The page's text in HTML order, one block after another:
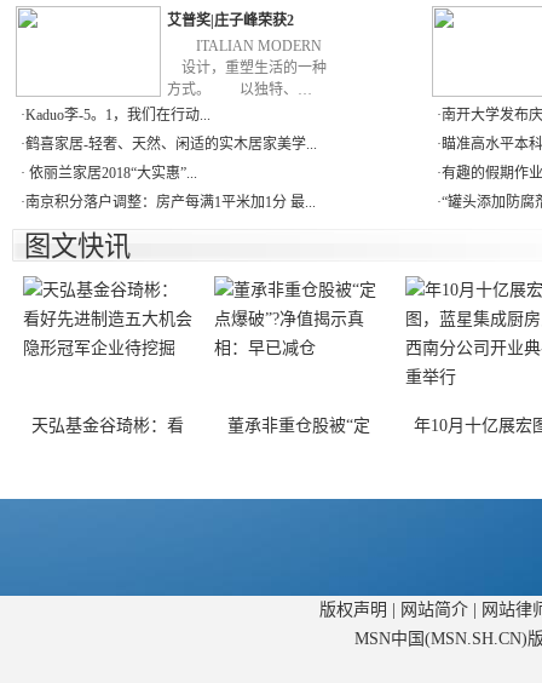
艾普奖|庄子峰荣获2
ITALIAN MODERN
设计，重塑生活的一种
方式。 以独特、…
·Kaduo李-5。1，我们在行动...
·鹤喜家居-轻奢、天然、闲适的实木居家美学...
· 依丽兰家居2018“大实惠”...
·南京积分落户调整：房产每满1平米加1分 最...
·南开大学发布
·瞄准高水平本
·有趣的假期作
·“罐头添加防腐
图文快讯
天弘基金谷琦彬：看 董承非重仓股被“定 年10月十亿展宏
版权声明 网站简介|
网站律
MSN中国(MSN.SH.CN)